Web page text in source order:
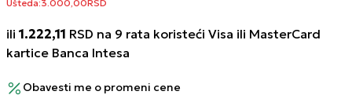
Ušteda:3.000,00RSD
ili 1.222,11 RSD na 9 rata koristeći Visa ili MasterCard
kartice Banca Intesa
Obavesti me o promeni cene